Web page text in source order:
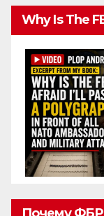
Why Is The